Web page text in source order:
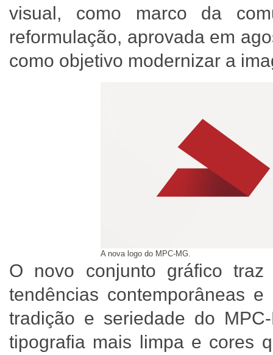
visual, como marco da
reformulação, aprovada em
como objetivo modernizar a
A nova logo do MPC-MG.
O novo conjunto gráfico
tendências contemporâneas
tradição e seriedade do
tipografia mais limpa e cores